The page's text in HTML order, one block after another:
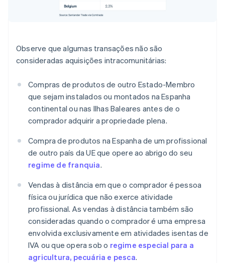
Observe que algumas transações não são
consideradas aquisições intracomunitárias:
Compras de produtos de outro Estado-Membro
que sejam instalados ou montados na Espanha
continental ou nas Ilhas Baleares antes de o
comprador adquirir a propriedade plena.
Compra de produtos na Espanha de um profissional
de outro país da UE que opere ao abrigo do seu
regime de franquia.
Vendas à distância em que o comprador é pessoa
física ou jurídica que não exerce atividade
profissional. As vendas à distância também são
consideradas quando o comprador é uma empresa
envolvida exclusivamente em atividades isentas de
IVA ou que opera sob o regime especial para a
agricultura, pecuária e pesca.